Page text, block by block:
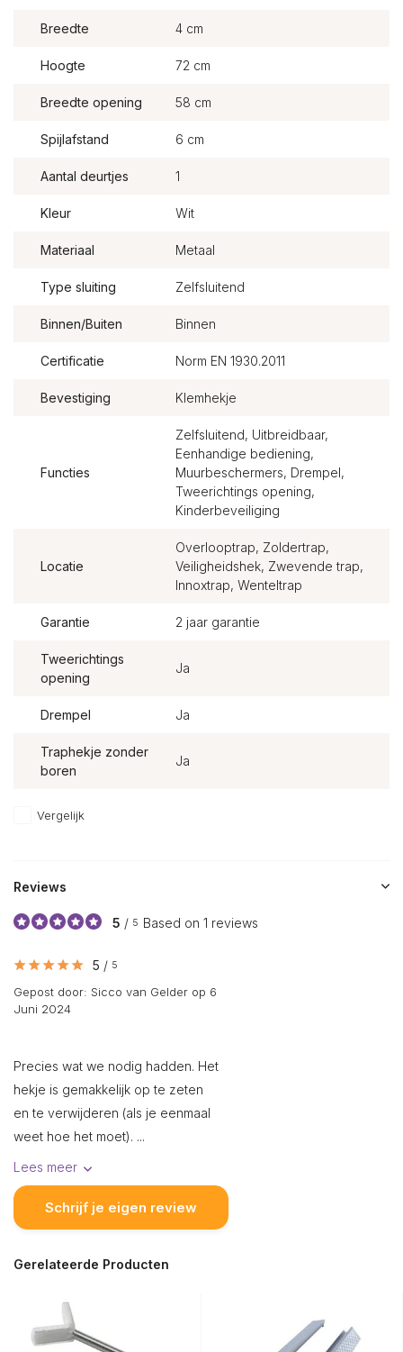
Breedte 4 cm
Hoogte 72 cm
Breedte opening 58 cm
Spijlafstand 6 cm
Aantal deurtjes 1
Kleur Wit
Materiaal Metaal
Type sluiting Zelfsluitend
Binnen/Buiten Binnen
Certificatie Norm EN 1930.2011
Bevestiging Klemhekje
Functies
Zelfsluitend, Uitbreidbaar,
Eenhandige bediening,
Muurbeschermers, Drempel,
Tweerichtings opening,
Kinderbeveiliging
Locatie
Overlooptrap, Zoldertrap,
Veiligheidshek, Zwevende trap,
Innoxtrap, Wenteltrap
Garantie 2 jaar garantie
Tweerichtings
opening
Ja
Drempel Ja
Traphekje zonder
boren
Ja
Vergelijk
Reviews
5 / 5 Based on 1 reviews
5 / 5
Gepost door: Sicco van Gelder op 6
Juni 2024
Precies wat we nodig hadden. Het
hekje is gemakkelijk op te zeten
en te verwijderen (als je eenmaal
weet hoe het moet). ...
Lees meer
Schrijf je eigen review
Gerelateerde Producten